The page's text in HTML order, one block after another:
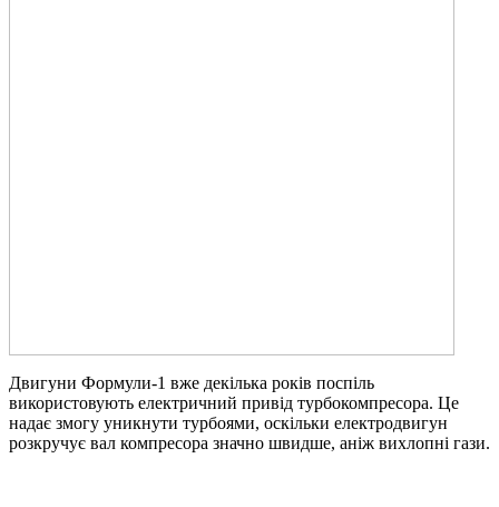
Двигуни Формули-1 вже декілька років поспіль
використовують електричний привід турбокомпресора. Це
надає змогу уникнути турбоями, оскільки електродвигун
розкручує вал компресора значно швидше, аніж вихлопні гази.